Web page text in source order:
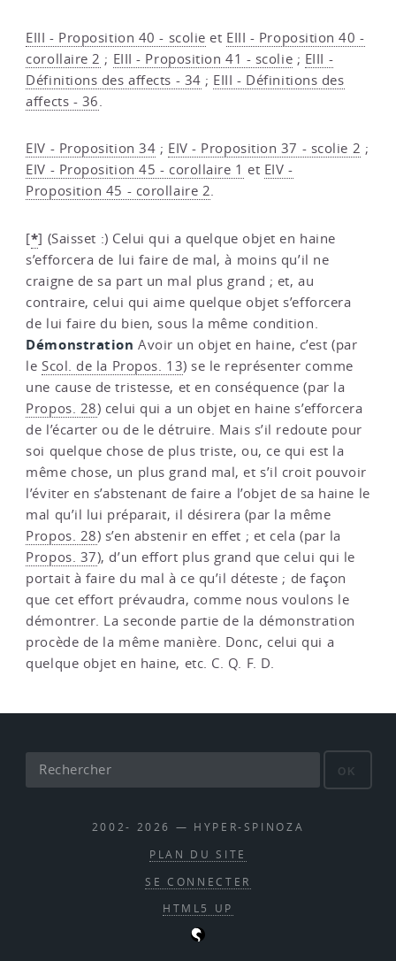
EIII - Proposition 40 - scolie et EIII - Proposition 40 -
corollaire 2 ; EIII - Proposition 41 - scolie ; EIII -
Définitions des affects - 34 ; EIII - Définitions des
affects - 36.
EIV - Proposition 34 ; EIV - Proposition 37 - scolie 2 ;
EIV - Proposition 45 - corollaire 1 et EIV -
Proposition 45 - corollaire 2.
[*] (Saisset :) Celui qui a quelque objet en haine
s’efforcera de lui faire de mal, à moins qu’il ne
craigne de sa part un mal plus grand ; et, au
contraire, celui qui aime quelque objet s’efforcera
de lui faire du bien, sous la même condition.
Démonstration Avoir un objet en haine, c’est (par
le Scol. de la Propos. 13) se le représenter comme
une cause de tristesse, et en conséquence (par la
Propos. 28) celui qui a un objet en haine s’efforcera
de l’écarter ou de le détruire. Mais s’il redoute pour
soi quelque chose de plus triste, ou, ce qui est la
même chose, un plus grand mal, et s’il croit pouvoir
l’éviter en s’abstenant de faire a l’objet de sa haine le
mal qu’il lui préparait, il désirera (par la même
Propos. 28) s’en abstenir en effet ; et cela (par la
Propos. 37), d’un effort plus grand que celui qui le
portait à faire du mal à ce qu’il déteste ; de façon
que cet effort prévaudra, comme nous voulons le
démontrer. La seconde partie de la démonstration
procède de la même manière. Donc, celui qui a
quelque objet en haine, etc. C. Q. F. D.
OK
2002- 2026 — HYPER-SPINOZA
PLAN DU SITE
SE CONNECTER
HTML5 UP